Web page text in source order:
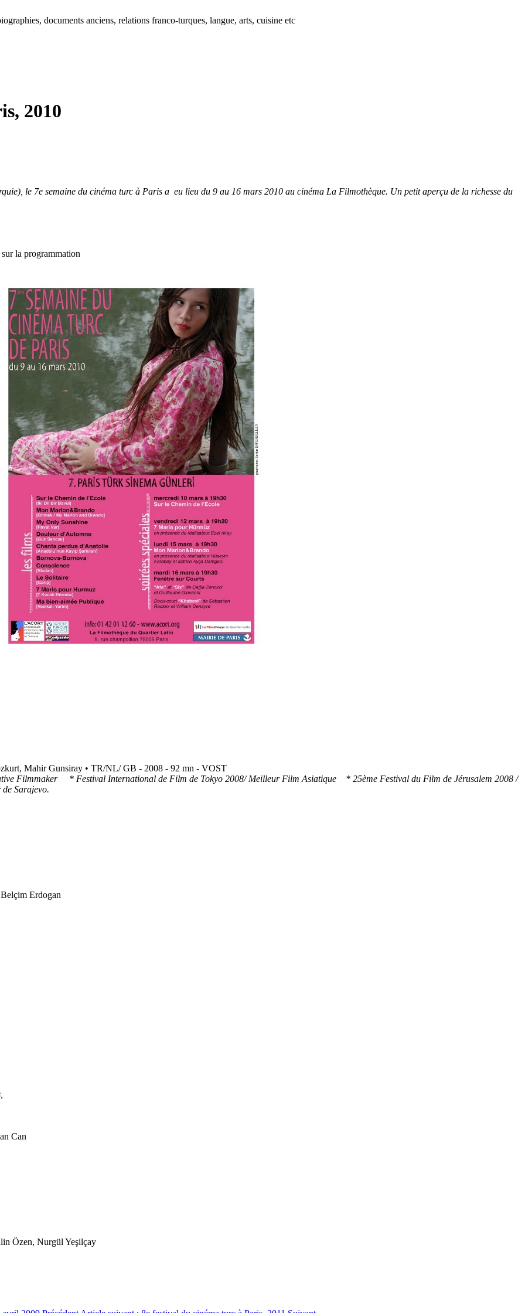
documents anciens, relations franco-turques, langue, arts, cuisine etc
2010
le 7e semaine du cinéma turc à Paris a eu lieu du 9 au 16 mars 2010 au cinéma La Filmothèque. Un petit aperçu de la richesse du
la programmation
Mahir Gunsiray • TR/NL/ GB - 2008 - 92 mn - VOST
Filmmaker * Festival International de Film de Tokyo 2008/ Meilleur Film Asiatique * 25ème Festival du Film de Jérusalem 2008 /
Sarajevo.
Erdogan
Can
Özen, Nurgül Yeşilçay